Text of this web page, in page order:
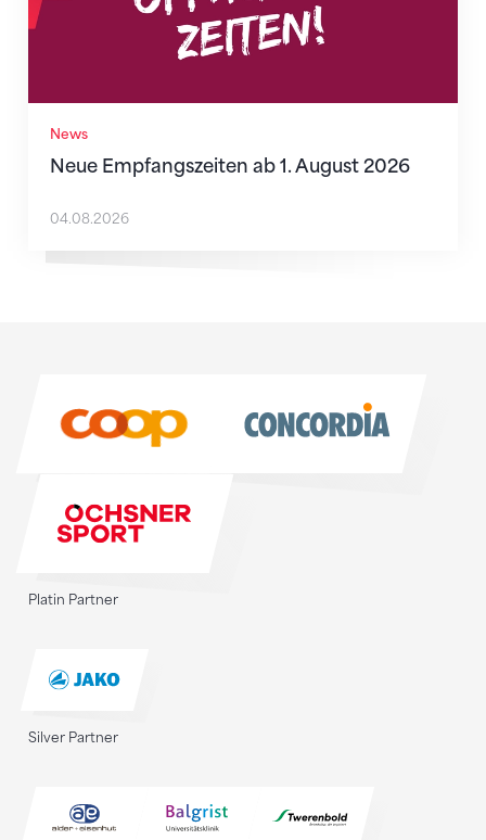
News
Neue Empfangszeiten ab 1. August 2026
04.08.2026
Platin Partner
Silver Partner